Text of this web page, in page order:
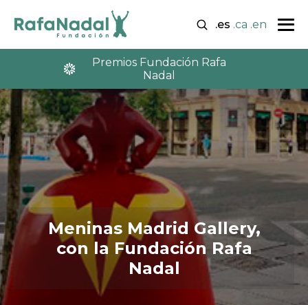
.es .ca .en
Premios Fundación Rafa
Nadal
Meninas Madrid Gallery,
con la Fundación Rafa
Nadal